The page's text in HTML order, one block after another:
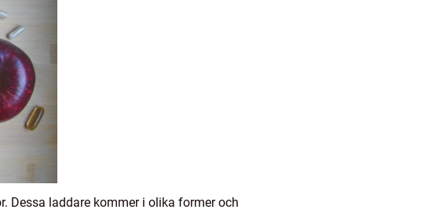
Dessa laddare kommer i olika former och